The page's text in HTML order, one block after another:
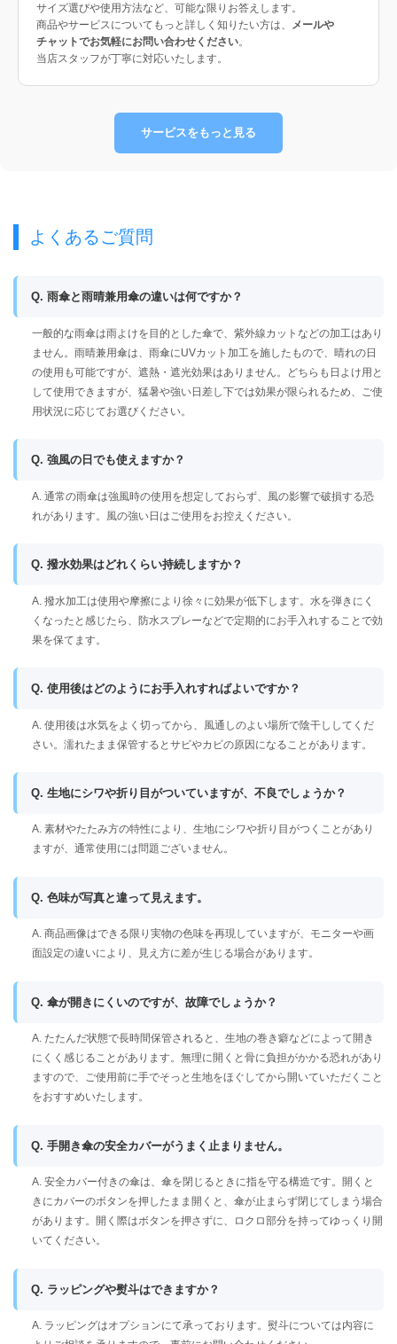
サイズ選びや使用方法など、可能な限りお答えします。
商品やサービスについてもっと詳しく知りたい方は、
メールや
チャットでお気軽にお問い合わせください。
当店スタッフが丁寧に対応いたします。
サービスをもっと見る
よくあるご質問
Q. 雨傘と雨晴兼用傘の違いは何ですか？
一般的な雨傘は雨よけを目的とした傘で、紫外線カットなどの加工はあり
ません。雨晴兼用傘は、雨傘にUVカット加工を施したもので、晴れの日
の使用も可能ですが、遮熱・遮光効果はありません。どちらも日よけ用と
して使用できますが、猛暑や強い日差し下では効果が限られるため、ご使
用状況に応じてお選びください。
Q. 強風の日でも使えますか？
A. 通常の雨傘は強風時の使用を想定しておらず、風の影響で破損する恐
れがあります。風の強い日はご使用をお控えください。
Q. 撥水効果はどれくらい持続しますか？
A. 撥水加工は使用や摩擦により徐々に効果が低下します。水を弾きにく
くなったと感じたら、防水スプレーなどで定期的にお手入れすることで効
果を保てます。
Q. 使用後はどのようにお手入れすればよいですか？
A. 使用後は水気をよく切ってから、風通しのよい場所で陰干ししてくだ
さい。濡れたまま保管するとサビやカビの原因になることがあります。
Q. 生地にシワや折り目がついていますが、不良でしょうか？
A. 素材やたたみ方の特性により、生地にシワや折り目がつくことがあり
ますが、通常使用には問題ございません。
Q. 色味が写真と違って見えます。
A. 商品画像はできる限り実物の色味を再現していますが、モニターや画
面設定の違いにより、見え方に差が生じる場合があります。
Q. 傘が開きにくいのですが、故障でしょうか？
A. たたんだ状態で長時間保管されると、生地の巻き癖などによって開き
にくく感じることがあります。無理に開くと骨に負担がかかる恐れがあり
ますので、ご使用前に手でそっと生地をほぐしてから開いていただくこと
をおすすめいたします。
Q. 手開き傘の安全カバーがうまく止まりません。
A. 安全カバー付きの傘は、傘を閉じるときに指を守る構造です。開くと
きにカバーのボタンを押したまま開くと、傘が止まらず閉じてしまう場合
があります。開く際はボタンを押さずに、ロクロ部分を持ってゆっくり開
いてください。
Q. ラッピングや熨斗はできますか？
A. ラッピングはオプションにて承っております。熨斗については内容に